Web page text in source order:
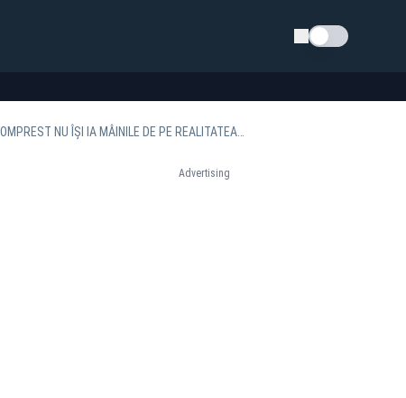
Schimba tema
GAȘCA MAFIEI GUNOAIELOR CARE MĂNÂNCĂ BANII, LA AUDIERI LA DNA. ”CARACATIȚA” ROMPREST NU ÎȘI IA MÂINILE DE PE REALITATEA PLUS
Advertising